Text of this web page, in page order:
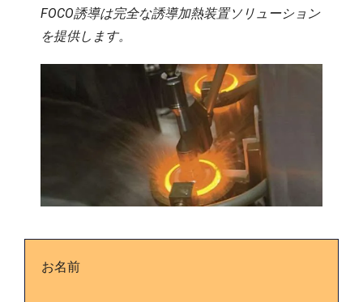
FOCO誘導は完全な誘導加熱装置ソリューション
を提供します。
お名前